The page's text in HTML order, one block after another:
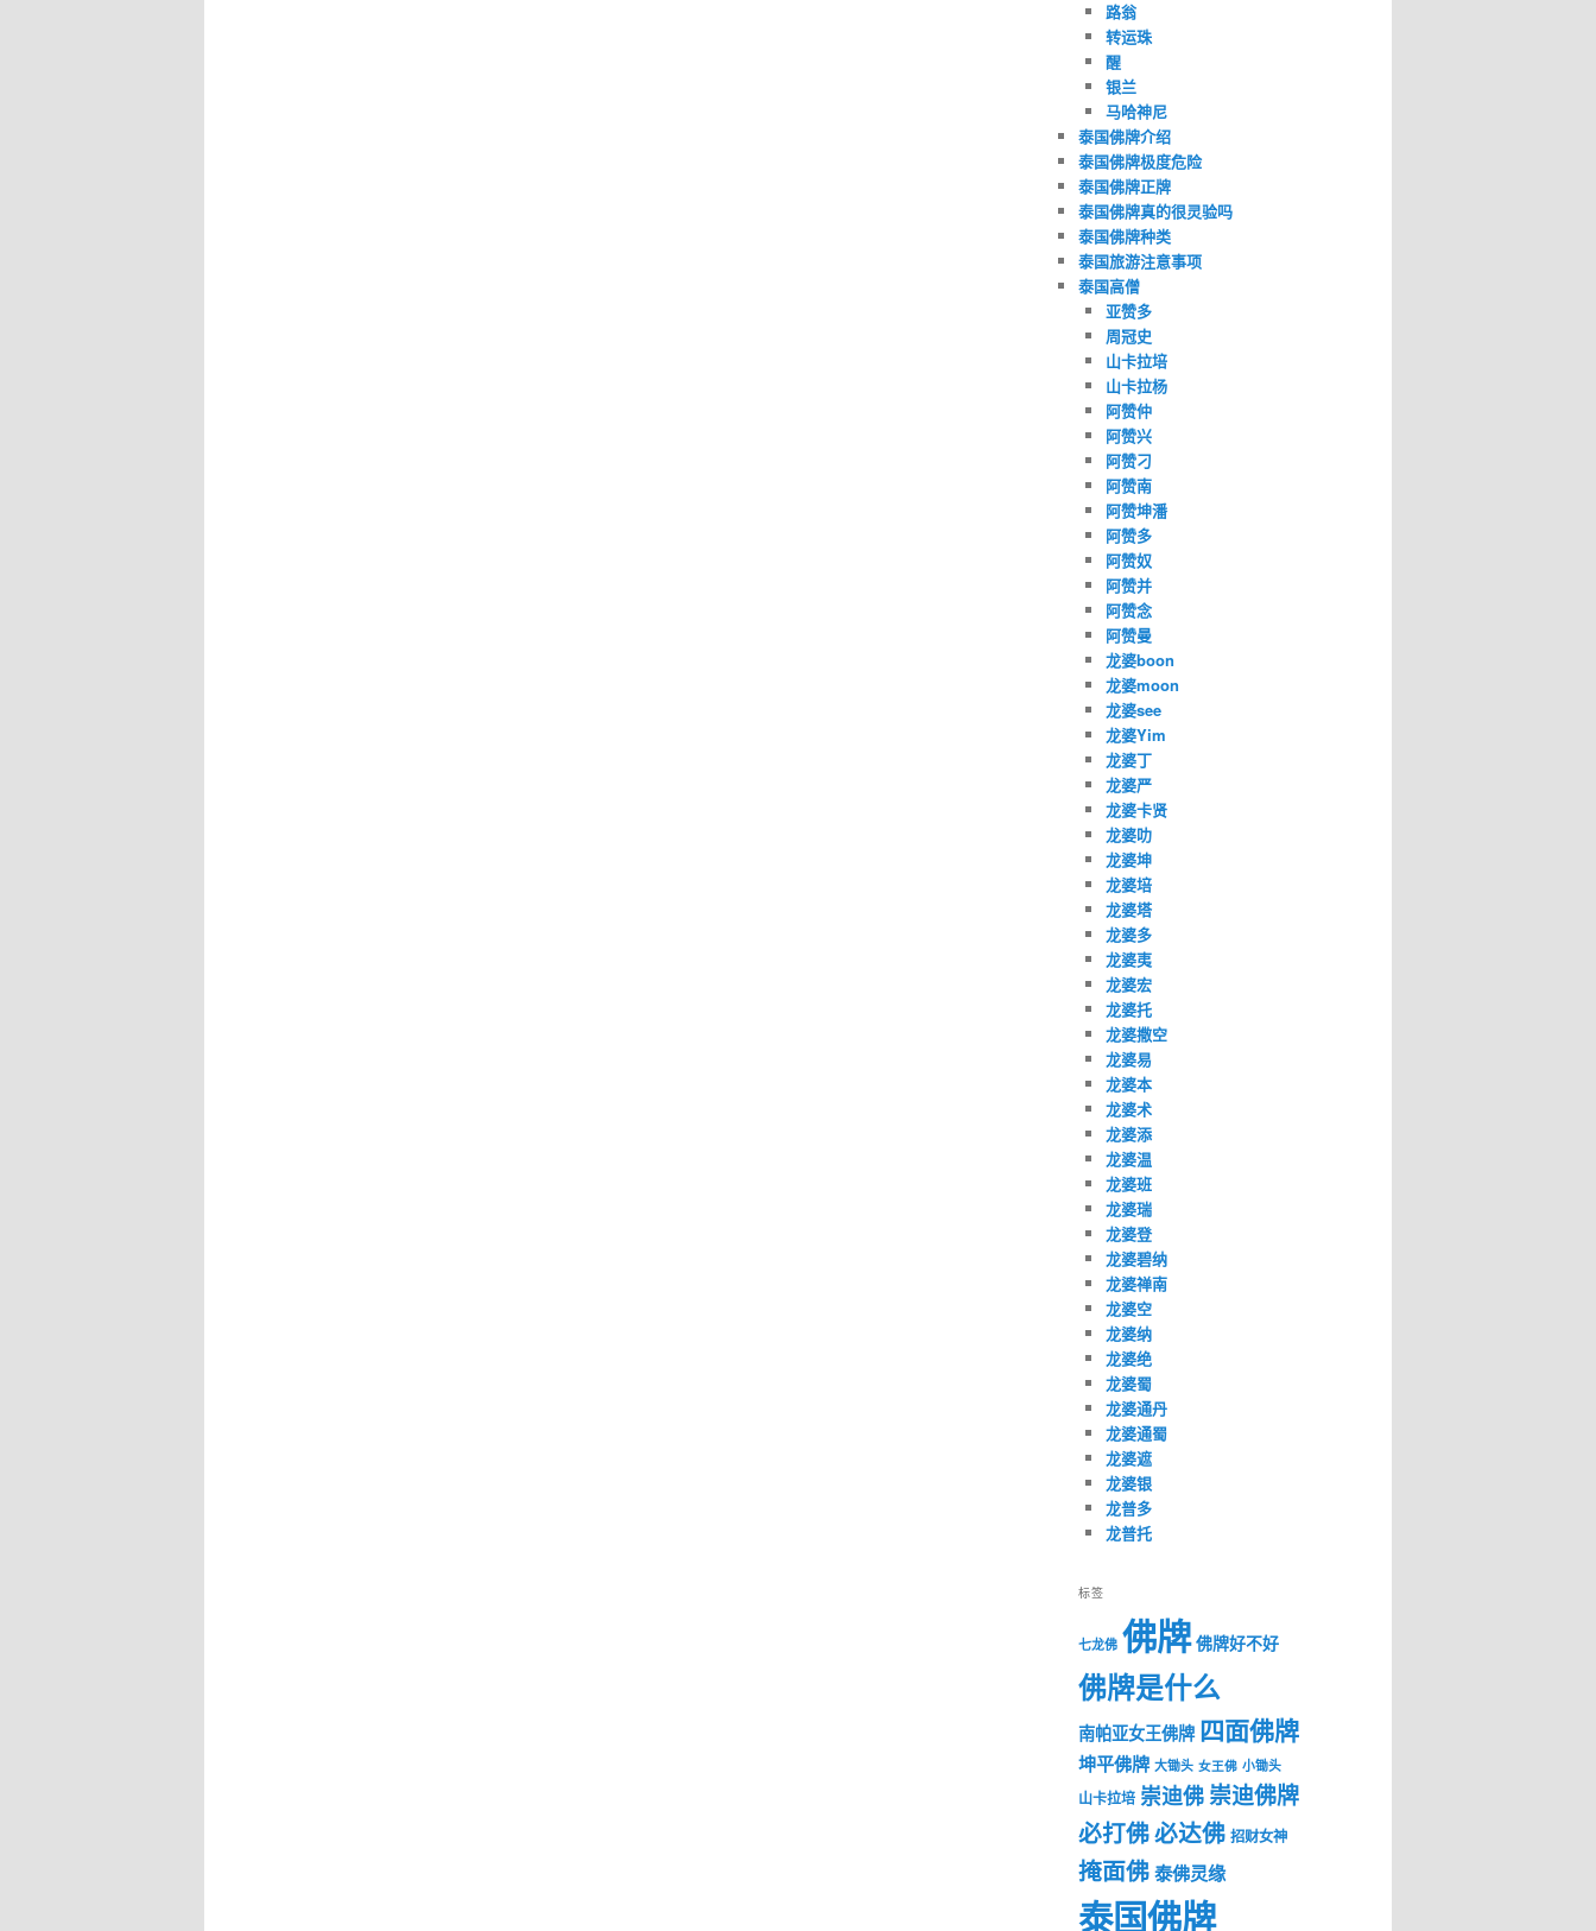
路翁
转运珠
醒
银兰
马哈神尼
泰国佛牌介绍
泰国佛牌极度危险
泰国佛牌正牌
泰国佛牌真的很灵验吗
泰国佛牌种类
泰国旅游注意事项
泰国高僧
亚赞多
周冠史
山卡拉培
山卡拉杨
阿赞仲
阿赞兴
阿赞刁
阿赞南
阿赞坤潘
阿赞多
阿赞奴
阿赞并
阿赞念
阿赞曼
龙婆boon
龙婆moon
龙婆see
龙婆Yim
龙婆丁
龙婆严
龙婆卡贤
龙婆叻
龙婆坤
龙婆培
龙婆塔
龙婆多
龙婆夷
龙婆宏
龙婆托
龙婆撒空
龙婆易
龙婆本
龙婆术
龙婆添
龙婆温
龙婆班
龙婆瑞
龙婆登
龙婆碧纳
龙婆禅南
龙婆空
龙婆纳
龙婆绝
龙婆蜀
龙婆通丹
龙婆通蜀
龙婆遮
龙婆银
龙普多
龙普托
标签
七龙佛 佛牌 佛牌好不好
佛牌是什么
南帕亚女王佛牌 四面佛牌
坤平佛牌 大锄头 女王佛 小锄头
山卡拉培 崇迪佛崇迪佛牌
必打佛必达佛 招财女神
掩面佛泰佛灵缘
泰国佛牌